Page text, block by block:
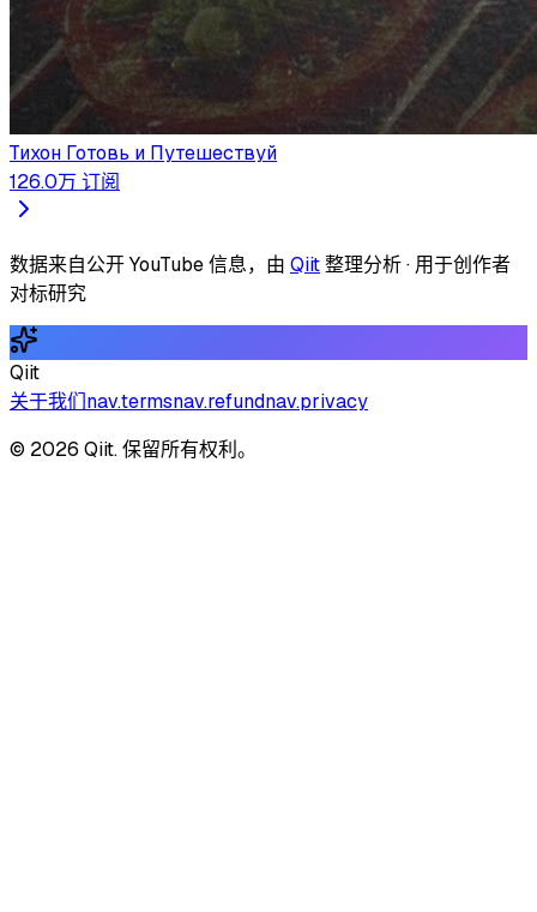
Тихон Готовь и Путешествуй
126.0万 订阅
数据来自公开 YouTube 信息，由 Qiit整理分析 · 用于创作者
对标研究
Qiit
关于我们nav.termsnav.refundnav.privacy
© 2026 Qiit. 保留所有权利。